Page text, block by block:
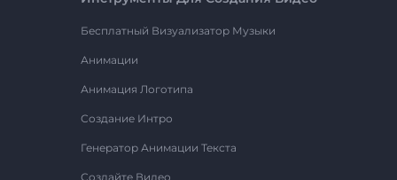
Бесплатный Визуализатор Музыки
Анимации
Анимация Логотипа
Создание Интро
Генератор Анимации Текста
Создайте Видео